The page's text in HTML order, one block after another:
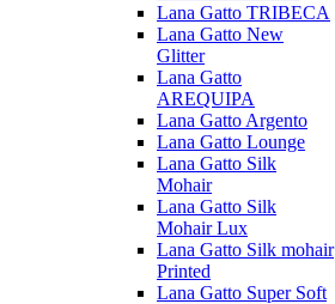
Lana Gatto TRIBECA
Lana Gatto New
Glitter
Lana Gatto
AREQUIPA
Lana Gatto Argento
Lana Gatto Lounge
Lana Gatto Silk
Mohair
Lana Gatto Silk
Mohair Lux
Lana Gatto Silk mohair
Printed
Lana Gatto Super Soft